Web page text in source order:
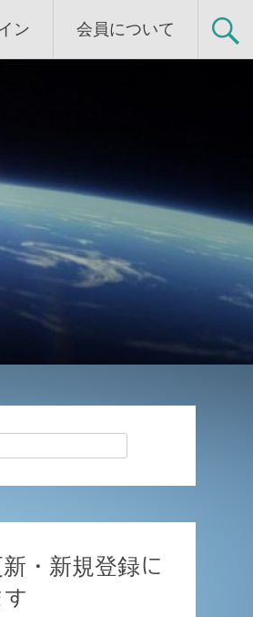
ン 会員について
・新規登録に